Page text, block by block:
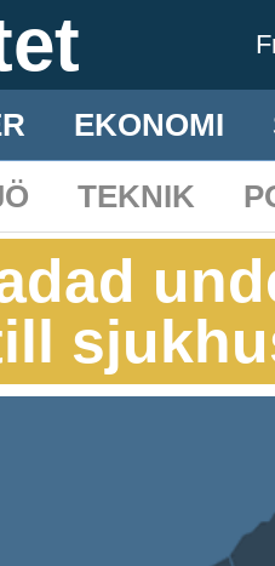
EKONOMI
TEKNIK